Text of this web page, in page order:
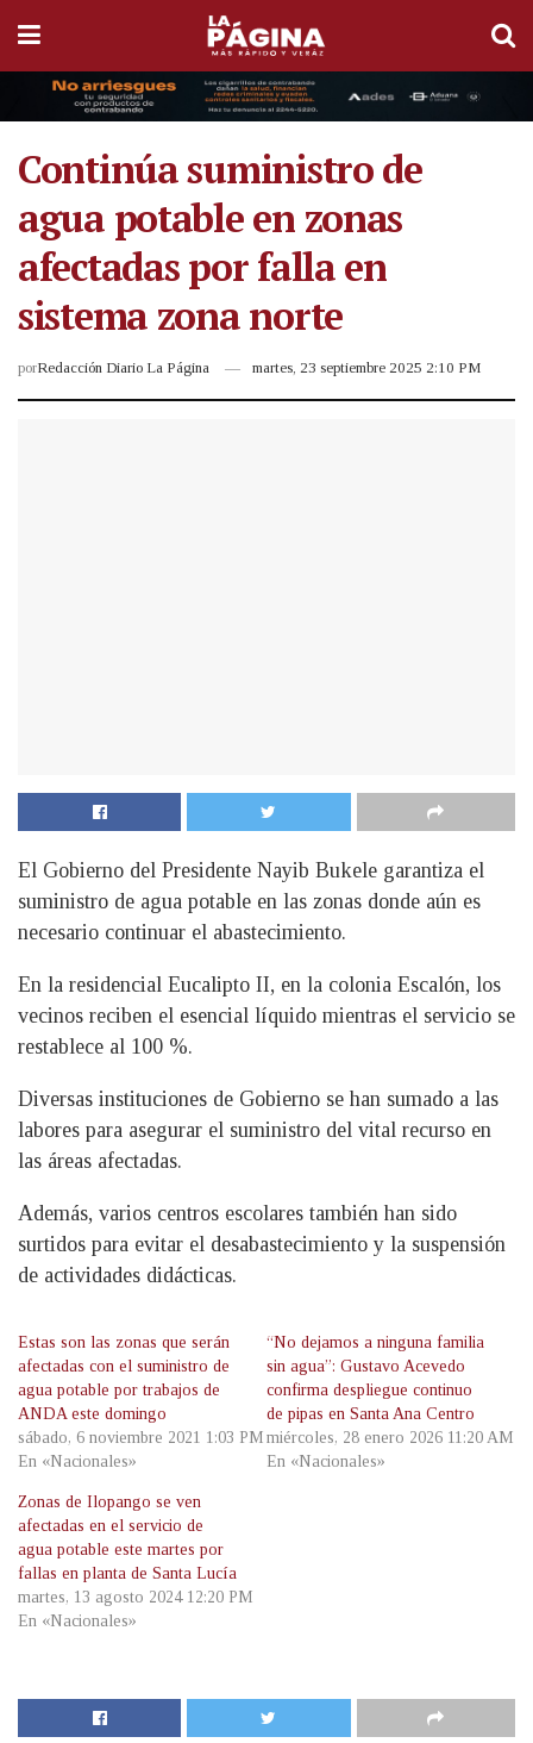
Continúa suministro de
agua potable en zonas
afectadas por falla en
sistema zona norte
porRedacción Diario La Página martes, 23 septiembre 2025 2:10 PM
El Gobierno del Presidente Nayib Bukele garantiza el
suministro de agua potable en las zonas donde aún es
necesario continuar el abastecimiento.
En la residencial Eucalipto II, en la colonia Escalón, los
vecinos reciben el esencial líquido mientras el servicio se
restablece al 100 %.
Diversas instituciones de Gobierno se han sumado a las
labores para asegurar el suministro del vital recurso en
las áreas afectadas.
Además, varios centros escolares también han sido
surtidos para evitar el desabastecimiento y la suspensión
de actividades didácticas.
Estas son las zonas que serán
afectadas con el suministro de
agua potable por trabajos de
ANDA este domingo
sábado, 6 noviembre 2021 1:03 PM
En «Nacionales»
“No dejamos a ninguna familia
sin agua”: Gustavo Acevedo
confirma despliegue continuo
de pipas en Santa Ana Centro
miércoles, 28 enero 2026 11:20 AM
En «Nacionales»
Zonas de Ilopango se ven
afectadas en el servicio de
agua potable este martes por
fallas en planta de Santa Lucía
martes, 13 agosto 2024 12:20 PM
En «Nacionales»